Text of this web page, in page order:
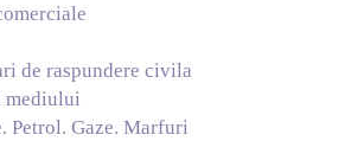
de raspundere civila
mediului
Petrol. Gaze. Marfuri